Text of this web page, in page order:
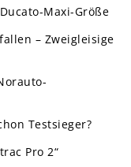
Maxi-Größe
– Zweigleisige
Testsieger?
Pro 2“